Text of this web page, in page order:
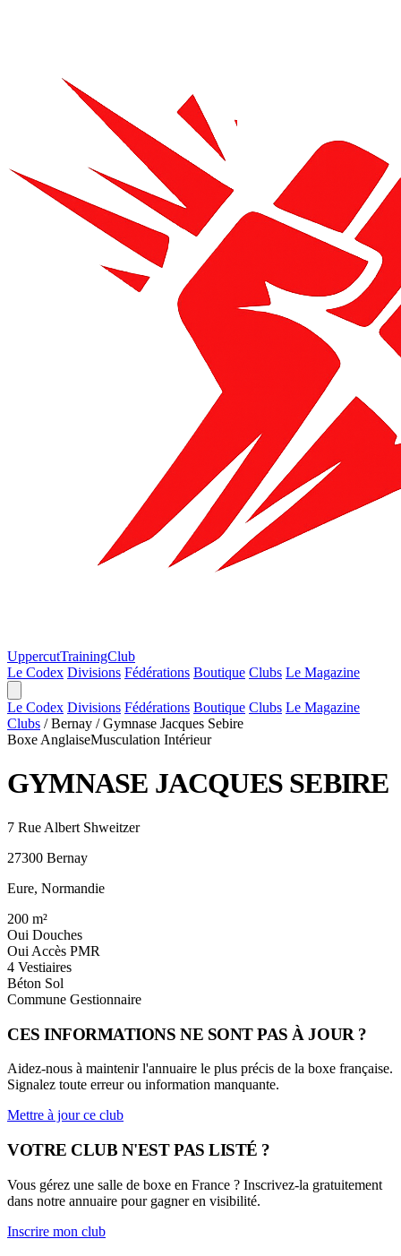
UppercutTrainingClub
Le Codex Divisions Fédérations Boutique Clubs Le Magazine
Le Codex Divisions Fédérations Boutique Clubs Le Magazine
Clubs / Bernay / Gymnase Jacques Sebire
Boxe AnglaiseMusculation Intérieur
GYMNASE JACQUES SEBIRE
7 Rue Albert Shweitzer
27300 Bernay
Eure, Normandie
200 m²
Oui Douches
Oui Accès PMR
4 Vestiaires
Béton Sol
Commune Gestionnaire
CES INFORMATIONS NE SONT PAS À JOUR ?
Aidez-nous à maintenir l'annuaire le plus précis de la boxe française.
Signalez toute erreur ou information manquante.
Mettre à jour ce club
VOTRE CLUB N'EST PAS LISTÉ ?
Vous gérez une salle de boxe en France ? Inscrivez-la gratuitement
dans notre annuaire pour gagner en visibilité.
Inscrire mon club